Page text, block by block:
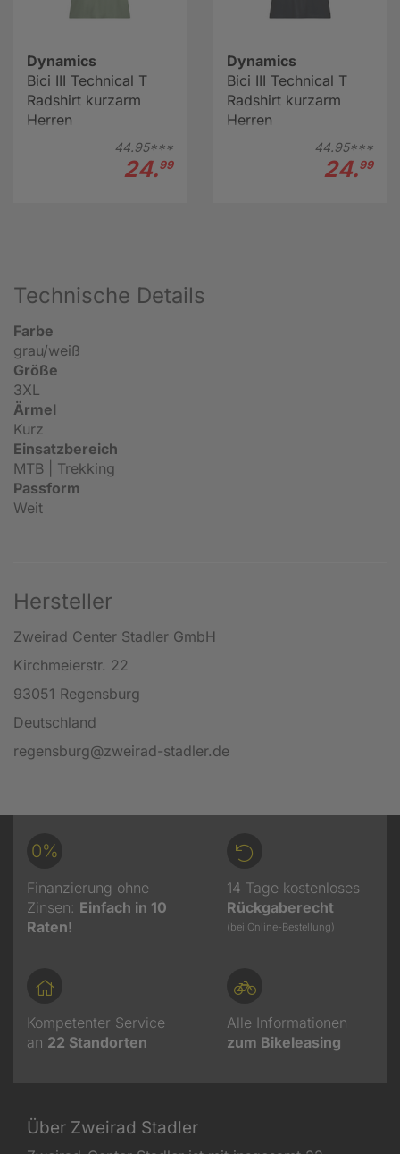
Dynamics
Bici III Technical T
Radshirt kurzarm
Herren
44.95***
24.99
Dynamics
Bici III Technical T
Radshirt kurzarm
Herren
44.95***
24.99
Technische Details
Farbe
grau/weiß
Größe
3XL
Ärmel
Kurz
Einsatzbereich
MTB | Trekking
Passform
Weit
Hersteller
Zweirad Center Stadler GmbH
Kirchmeierstr. 22
93051 Regensburg
Deutschland
regensburg@zweirad-stadler.de
0%
Finanzierung ohne
Zinsen: Einfach in 10
Raten!
14 Tage kostenloses
Rückgaberecht
(bei Online-Bestellung)
Kompetenter Service
an 22 Standorten
Alle Informationen
zum Bikeleasing
Über Zweirad Stadler